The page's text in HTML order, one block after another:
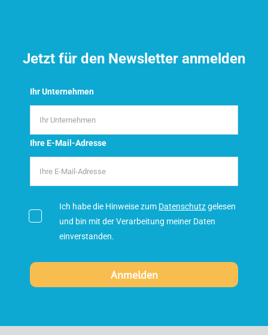
Jetzt für den Newsletter anmelden
Ihr Unternehmen
Ihre E-Mail-Adresse
Ich habe die Hinweise zum Datenschutzgelesen
und bin mit der Verarbeitung meiner Daten
einverstanden.